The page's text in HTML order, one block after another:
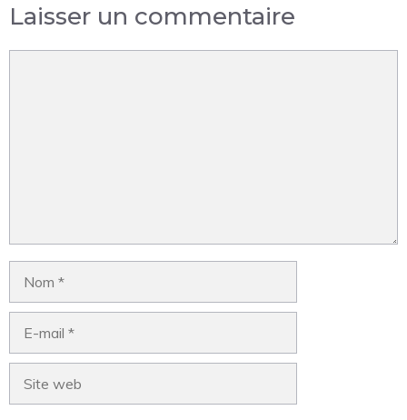
Laisser un commentaire